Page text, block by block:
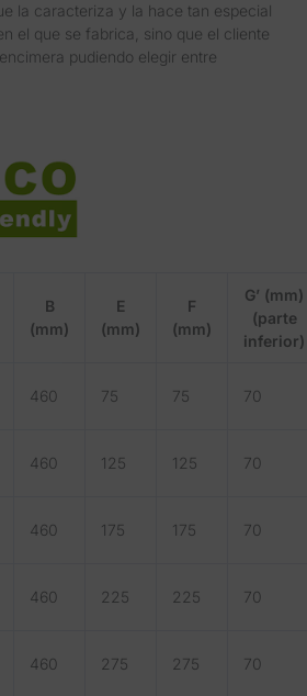
la caracteriza y la hace tan especial
el que se fabrica, sino que el cliente
pudiendo elegir entre
B
(mm)
E
(mm)
F
(mm)
G’ (mm)
(parte
inferior)
460 75 75 70
460 125 125 70
460 175 175 70
460 225 225 70
460 275 275 70